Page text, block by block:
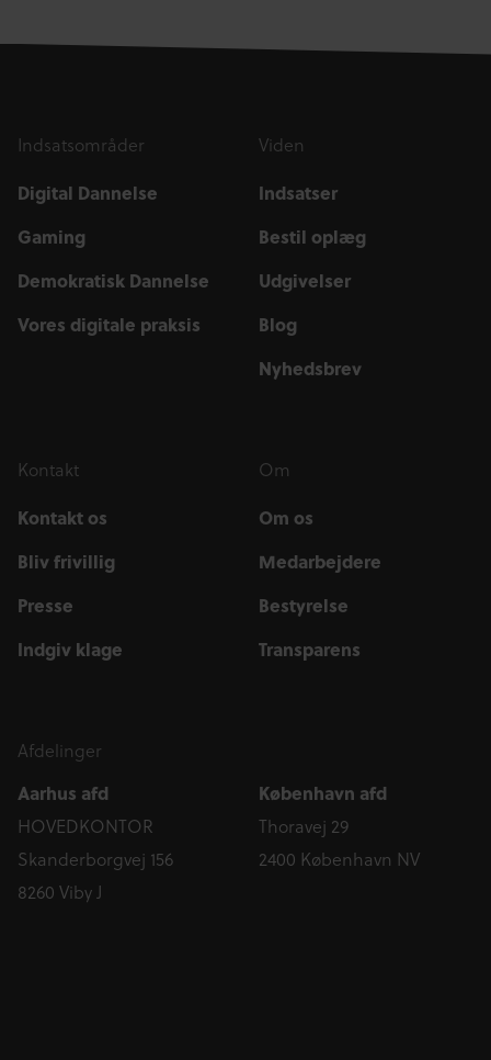
Indsatsområder
Digital Dannelse
Gaming
Demokratisk Dannelse
Vores digitale praksis
Viden
Indsatser
Bestil oplæg
Udgivelser
Blog
Nyhedsbrev
Kontakt
Kontakt os
Bliv frivillig
Presse
Indgiv klage
Om
Om os
Medarbejdere
Bestyrelse
Transparens
Afdelinger
Aarhus afd
HOVEDKONTOR
Skanderborgvej 156
8260 Viby J
København afd
Thoravej 29
2400 København NV